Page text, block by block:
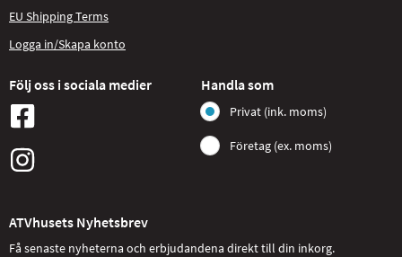
EU Shipping Terms
Logga in/Skapa konto
Följ oss i sociala medier Handla som
Privat (ink. moms)
Företag (ex. moms)
ATVhusets Nyhetsbrev
Få senaste nyheterna och erbjudandena direkt till din inkorg.